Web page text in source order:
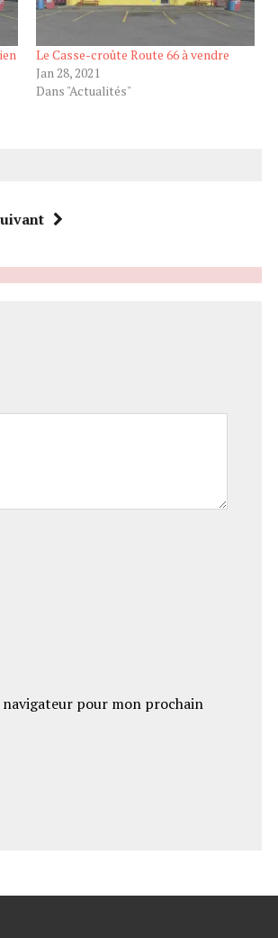
Le Casse-croûte Route 66 à vendre
Jan 28, 2021
Dans "Actualités"
navigateur pour mon prochain